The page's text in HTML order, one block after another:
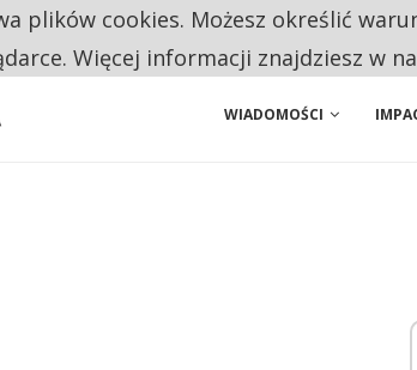
UDERZAJĄ W EUROPEJSKI PRZEMYSŁ. NA LIŚCIE SĄ DWA
WIADOMOŚCI
plików cookies. Możesz określić
Więcej informacji znajdziesz w